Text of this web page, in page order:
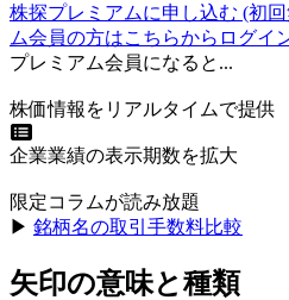
株探プレミアムに申し込む (初
ム会員の方はこちらからログイ
プレミアム会員になると...
株価情報をリアルタイムで提供
企業業績の表示期数を拡大
限定コラムが読み放題
▶︎ 銘柄名の取引手数料比較
矢印の意味と種類